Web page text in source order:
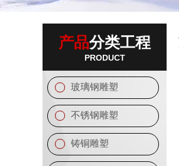
产品分类工程
PRODUCT
玻璃钢雕塑
不锈钢雕塑
铸铜雕塑